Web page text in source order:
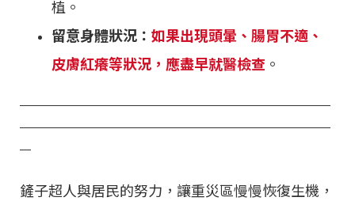
植。
留意身體狀況： 如果出現頭暈、腸胃不適、
皮膚紅癢等狀況，應盡早就醫檢查 。
鏟子超人與居民的努力，讓重災區慢慢恢復生機，